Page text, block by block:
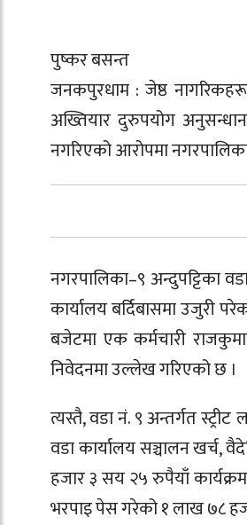
पुष्कर बसन्त
जनकपुरधाम : जेष्ठ
अख्तियार दुरुपयोग
नगरिएको आरोपमा
नगरपालिका–९ अन्दुपट्टिका
कार्यालय बर्दिबासमा उजुरी
बजेटमा एक कर्मचारी
निवेदनमा उल्लेख गरिएको छ ।
त्यस्तै, वडा नं. ९ अन्तर्गत
वडा कार्यालय सञ्चालन खर्च,
हजार ३ सय २५ रुपैयाँ
भरपाइ पेस गरेको १ लाख ७८